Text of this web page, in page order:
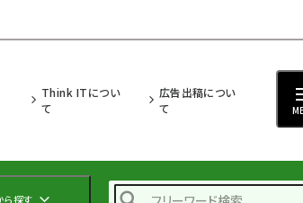
Think ITについ
て
広告出稿につい
て
ら探す